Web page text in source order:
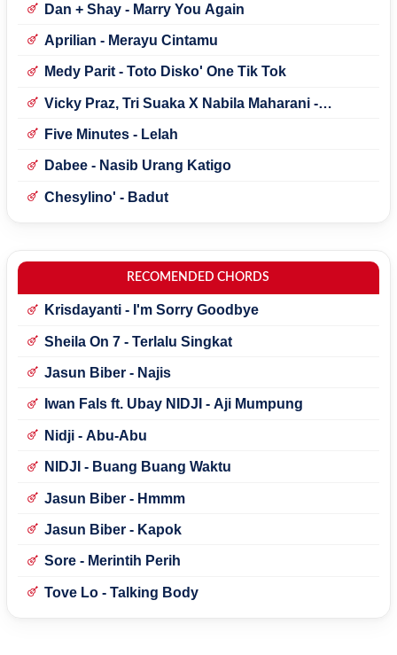
Dan + Shay - Marry You Again
Aprilian - Merayu Cintamu
Medy Parit - Toto Disko' One Tik Tok
Vicky Praz, Tri Suaka X Nabila Maharani -
Five Minutes - Lelah
Dabee - Nasib Urang Katigo
Chesylino' - Badut
RECOMENDED CHORDS
Krisdayanti - I'm Sorry Goodbye
Sheila On 7 - Terlalu Singkat
Jasun Biber - Najis
Iwan Fals ft. Ubay NIDJI - Aji Mumpung
Nidji - Abu-Abu
NIDJI - Buang Buang Waktu
Jasun Biber - Hmmm
Jasun Biber - Kapok
Sore - Merintih Perih
Tove Lo - Talking Body